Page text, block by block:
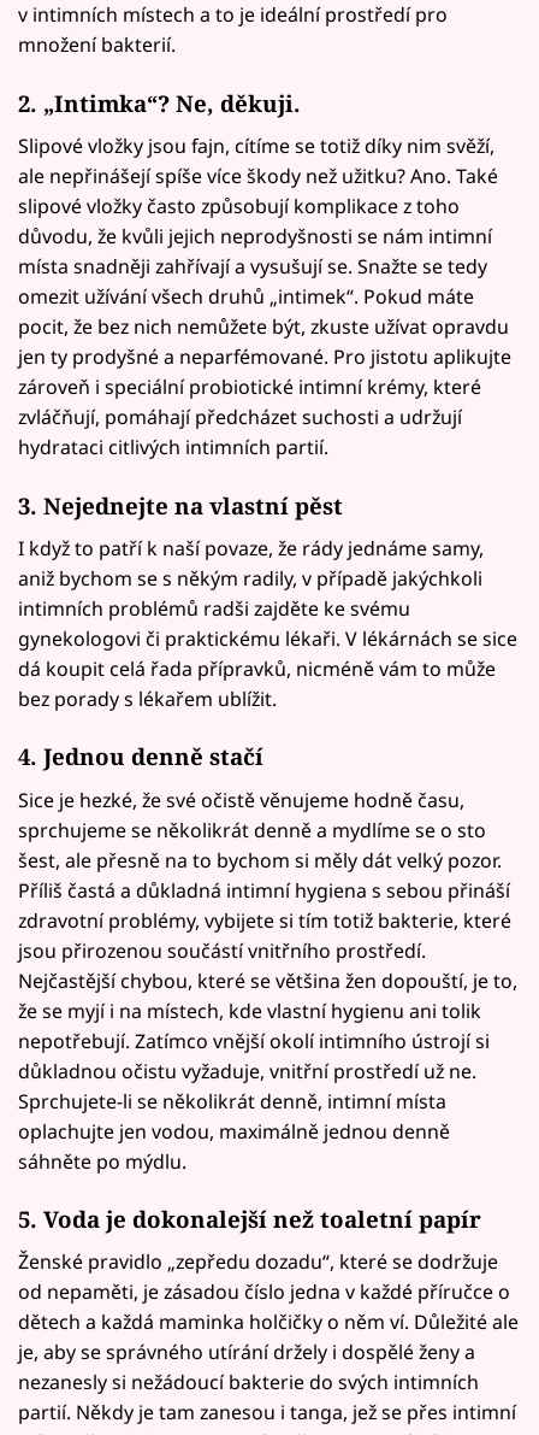
v intimních místech a to je ideální prostředí pro
množení bakterií.
2. „Intimka“? Ne, děkuji.
Slipové vložky jsou fajn, cítíme se totiž díky nim svěží,
ale nepřinášejí spíše více škody než užitku? Ano. Také
slipové vložky často způsobují komplikace z toho
důvodu, že kvůli jejich neprodyšnosti se nám intimní
místa snadněji zahřívají a vysušují se. Snažte se tedy
omezit užívání všech druhů „intimek“. Pokud máte
pocit, že bez nich nemůžete být, zkuste užívat opravdu
jen ty prodyšné a neparfémované. Pro jistotu aplikujte
zároveň i speciální probiotické intimní krémy, které
zvláčňují, pomáhají předcházet suchosti a udržují
hydrataci citlivých intimních partií.
3. Nejednejte na vlastní pěst
I když to patří k naší povaze, že rády jednáme samy,
aniž bychom se s někým radily, v případě jakýchkoli
intimních problémů radši zajděte ke svému
gynekologovi či praktickému lékaři. V lékárnách se sice
dá koupit celá řada přípravků, nicméně vám to může
bez porady s lékařem ublížit.
4. Jednou denně stačí
Sice je hezké, že své očistě věnujeme hodně času,
sprchujeme se několikrát denně a mydlíme se o sto
šest, ale přesně na to bychom si měly dát velký pozor.
Příliš častá a důkladná intimní hygiena s sebou přináší
zdravotní problémy, vybijete si tím totiž bakterie, které
jsou přirozenou součástí vnitřního prostředí.
Nejčastější chybou, které se většina žen dopouští, je to,
že se myjí i na místech, kde vlastní hygienu ani tolik
nepotřebují. Zatímco vnější okolí intimního ústrojí si
důkladnou očistu vyžaduje, vnitřní prostředí už ne.
Sprchujete-li se několikrát denně, intimní místa
oplachujte jen vodou, maximálně jednou denně
sáhněte po mýdlu.
5. Voda je dokonalejší než toaletní papír
Ženské pravidlo „zepředu dozadu“, které se dodržuje
od nepaměti, je zásadou číslo jedna v každé příručce o
dětech a každá maminka holčičky o něm ví. Důležité ale
je, aby se správného utírání držely i dospělé ženy a
nezanesly si nežádoucí bakterie do svých intimních
partií. Někdy je tam zanesou i tanga, jež se přes intimní